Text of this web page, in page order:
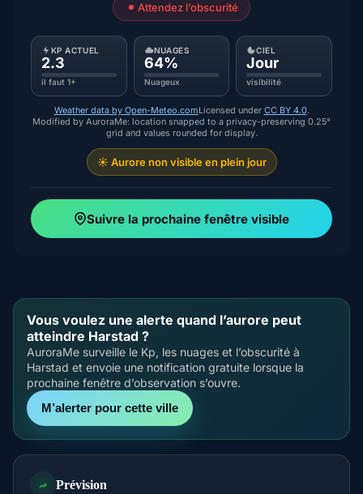
Attendez l’obscurité
KP ACTUEL
2.3
il faut 1+
NUAGES
64%
Nuageux
CIEL
Jour
visibilité
Weather data by Open-Meteo.comLicensed under CC BY 4.0.
Modified by AuroraMe: location snapped to a privacy-preserving 0.25°
grid and values rounded for display.
☀️ Aurore non visible en plein jour
Suivre la prochaine fenêtre visible
Vous voulez une alerte quand l’aurore peut
atteindre Harstad ?
AuroraMe surveille le Kp, les nuages et l’obscurité à
Harstad et envoie une notification gratuite lorsque la
prochaine fenêtre d’observation s’ouvre.
M’alerter pour cette ville
Prévision